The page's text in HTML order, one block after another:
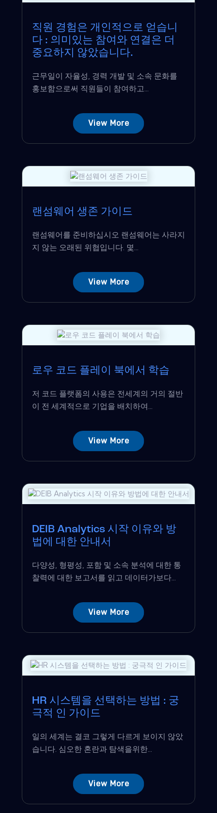
직원 경험은 개인적으로 얻습니
다 : 의미있는 참여와 연결은 더
중요하지 않았습니다.
근무일이 자율성, 경력 개발 및 소속 문화를
홍보함으로써 직원들이 참여하고...
View More
랜섬웨어 생존 가이드
랜섬웨어를 준비하십시오 랜섬웨어는 사라지
지 않는 오래된 위협입니다. 몇...
View More
로우 코드 플레이 북에서 학습
저 코드 플랫폼의 사용은 전세계의 거의 절반
이 전 세계적으로 기업을 배치하여...
View More
DEIB Analytics 시작 이유와 방
법에 대한 안내서
다양성, 형평성, 포함 및 소속 분석에 대한 통
찰력에 대한 보고서를 읽고 데이터가보다...
View More
HR 시스템을 선택하는 방법 : 궁
극적 인 가이드
일의 세계는 결코 그렇게 다르게 보이지 않았
습니다. 심오한 혼란과 탐색을위한...
View More